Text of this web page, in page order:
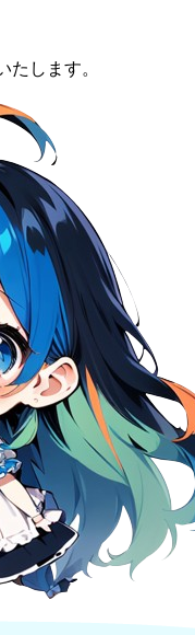
たします。